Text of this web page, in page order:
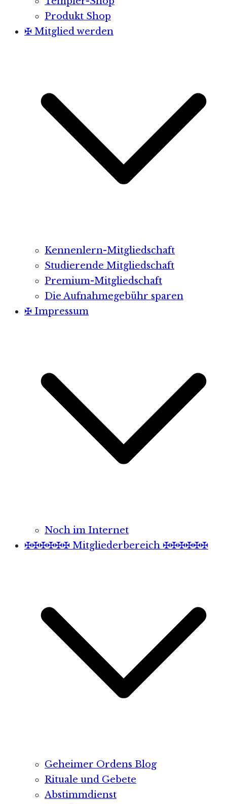
Produkt Shop
✠ Mitglied werden
Kennenlern-Mitgliedschaft
Studierende Mitgliedschaft
Premium-Mitgliedschaft
Die Aufnahmegebühr sparen
✠ Impressum
Noch im Internet
✠✠✠✠✠✠ Mitgliederbereich ✠✠✠✠✠✠
Geheimer Ordens Blog
Rituale und Gebete
Abstimmdienst